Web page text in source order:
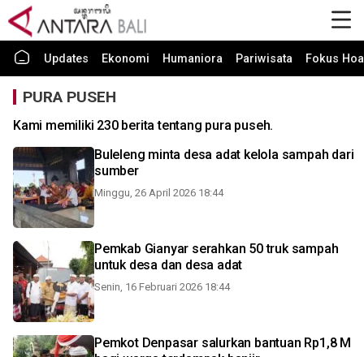
Updates Ekonomi Humaniora Pariwisata Fokus
PURA PUSEH
Kami memiliki 230 berita tentang pura puseh.
Buleleng minta desa adat kelola sampah dari
sumber
Minggu, 26 April 2026 18:44
Pemkab Gianyar serahkan 50 truk sampah
untuk desa dan desa adat
Senin, 16 Februari 2026 18:44
Pemkot Denpasar salurkan bantuan Rp1,8 M